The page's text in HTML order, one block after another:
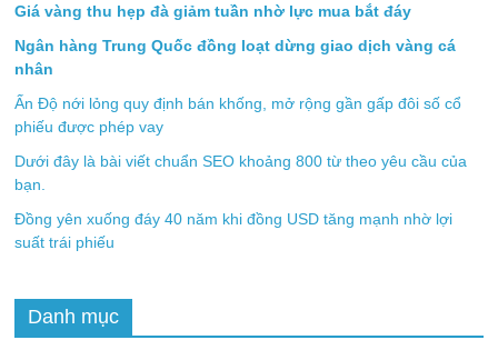
Giá vàng thu hẹp đà giảm tuần nhờ lực mua bắt đáy
Ngân hàng Trung Quốc đồng loạt dừng giao dịch vàng cá
nhân
Ấn Độ nới lỏng quy định bán khống, mở rộng gần gấp đôi số cổ
phiếu được phép vay
Dưới đây là bài viết chuẩn SEO khoảng 800 từ theo yêu cầu của
bạn.
Đồng yên xuống đáy 40 năm khi đồng USD tăng mạnh nhờ lợi
suất trái phiếu
Danh mục